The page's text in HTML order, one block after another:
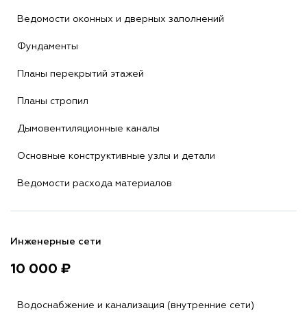
Ведомости оконных и дверных заполнений
Фундаменты
Планы перекрытий этажей
Планы стропил
Дымовентиляционные каналы
Основные конструктивные узлы и детали
Ведомости расхода материалов
Инженерные сети
10 000 ₽
Водоснабжение и канализация (внутренние сети)